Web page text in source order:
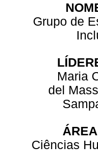
Grupo de
Maria
del
Ciências